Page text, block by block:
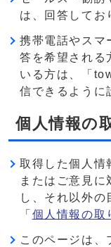
は、回答してお
携帯電話やスマ
答を希望される
いる方は、「
信できるように
個人情報の
取得した個人情
またはご意見に
し、それ以外の
「 個人情報の取
このページは、